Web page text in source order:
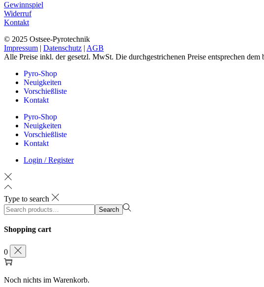
Gewinnspiel
Widerruf
Kontakt
© 2025 Ostsee-Pyrotechnik
Impressum | Datenschutz | AGB
Alle Preise inkl. der gesetzl. MwSt. Die durchgestrichenen Preise entsprechen dem
Pyro-Shop
Neuigkeiten
Vorschießliste
Kontakt
Pyro-Shop
Neuigkeiten
Vorschießliste
Kontakt
Login / Register
Type to search
Search
for:>
Search
Shopping cart
0
Noch nichts im Warenkorb.